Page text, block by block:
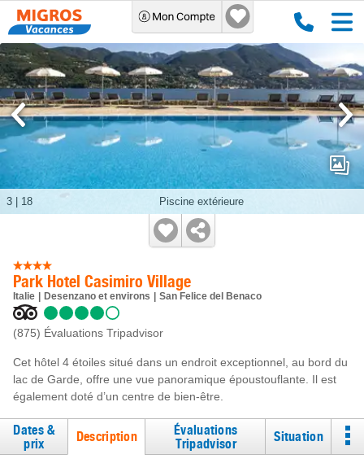
Park Hotel Casimiro Village
Italie Desenzano et environs San Felice del Benaco
(875) Évaluations Tripadvisor
Cet hôtel 4 étoiles situé dans un endroit exceptionnel, au bord du
lac de Garde, offre une vue panoramique époustouflante. Il est
également doté d’un centre de bien-être.
Piscine extérieure
3 18
Dates &
prix
Description
Évaluations
Tripadvisor
Situation